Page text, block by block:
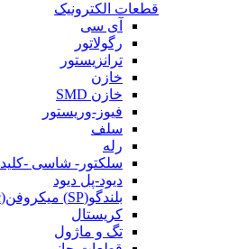
قطعات الکترونیک
آی سی
رگولاتور
ترانزیستور
خازن
خازن SMD
فیوز-وریستور
سلف
رله
سلکتور- شاسی -کلید
دیود-پل دیود
بلندگو(SP) میکروفن(mic)
کریستال
تگ و ماژول